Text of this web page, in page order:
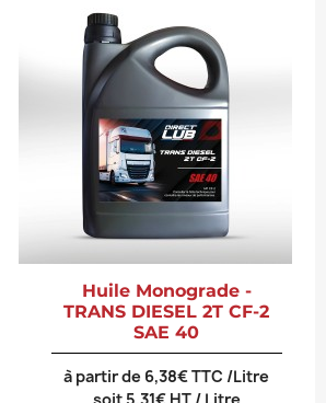
Huile Monograde -
TRANS DIESEL 2T CF-2
SAE 40
à partir de 6,38€ TTC /Litre